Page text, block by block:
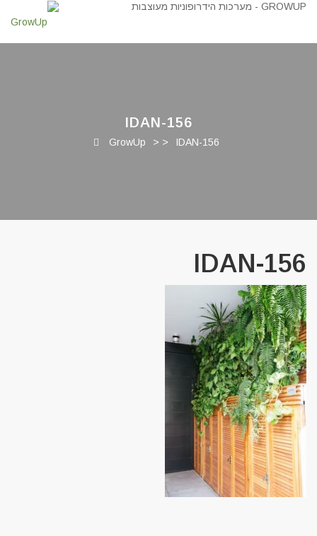
IDAN-156
GrowUp > > IDAN-156
IDAN-156